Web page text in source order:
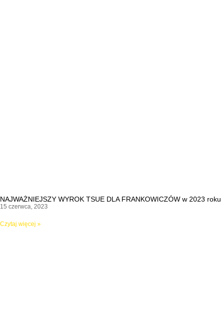
NAJWAŻNIEJSZY WYROK TSUE DLA FRANKOWICZÓW w 2023 roku
15 czerwca, 2023
Czytaj więcej »